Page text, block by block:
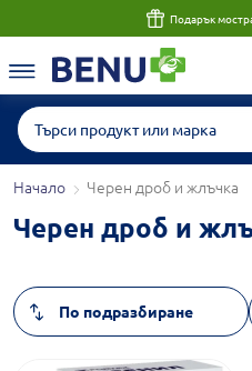
Подарък
Начало Черен дроб и жлъчка
Черен дроб и